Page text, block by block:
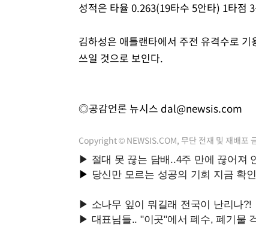
성적은 타율 0.263(19타수 5안타) 1타점
김하성은 애틀랜타에서 주전 유격수로
쓰일 것으로 보인다.
◎공감언론 뉴시스 dal@newsis.com
Copyright © NEWSIS.COM, 무단 전재 및 재배포